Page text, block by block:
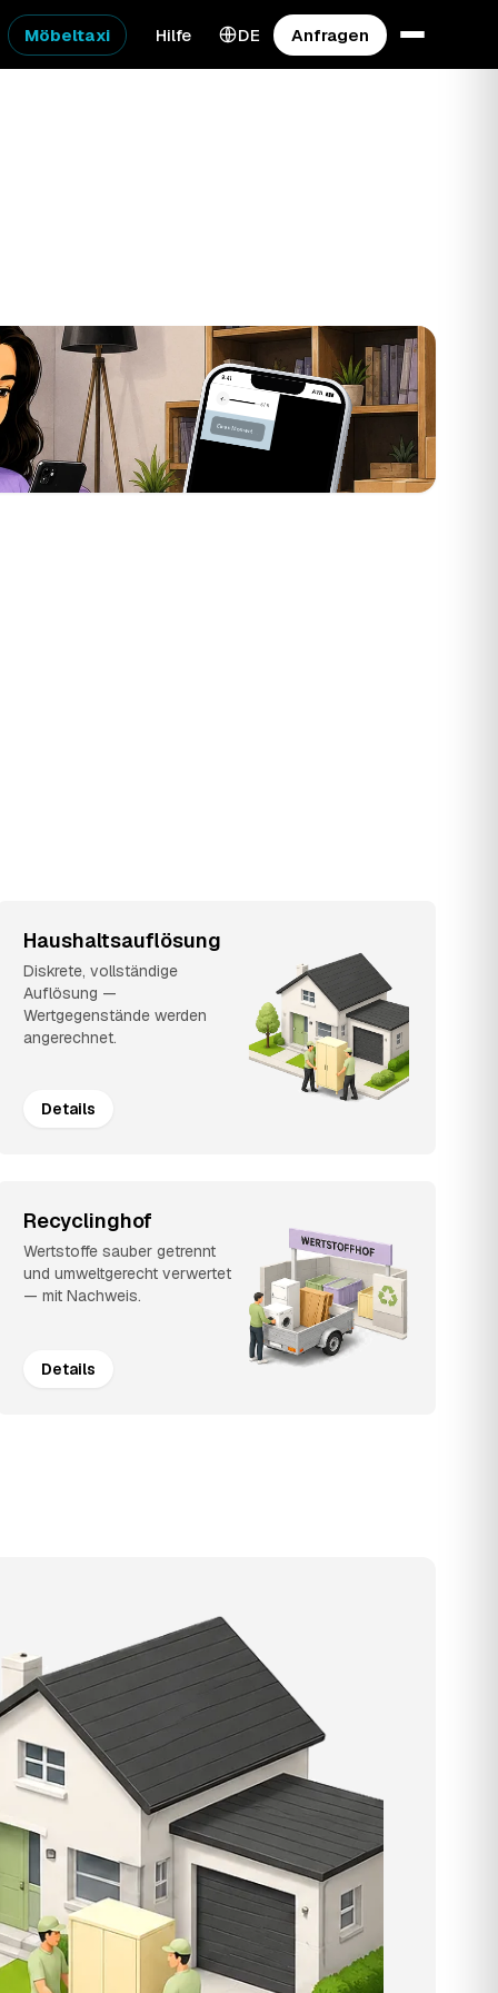
Möbeltaxi Hilfe DE Anfragen
Haushaltsauflösung
Diskrete, vollständige
Auflösung —
Wertgegenstände werden
angerechnet.
Details
Recyclinghof
Wertstoffe sauber getrennt
und umweltgerecht verwertet
— mit Nachweis.
Details